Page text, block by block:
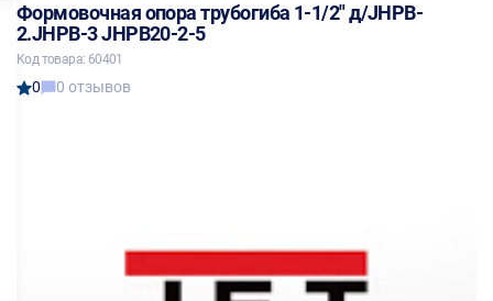
Формовочная опора трубогиба 1-1/2" д/JHPB-
2.JHPB-3 JHPB20-2-5
Код товара: 60401
0 0 отзывов